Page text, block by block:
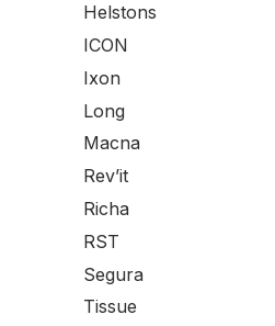
Helstons
ICON
Ixon
Long
Macna
Rev’it
Richa
RST
Segura
Tissue